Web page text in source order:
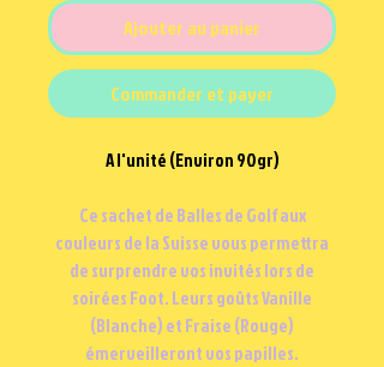
Ajouter au panier
Commander et payer
A l'unité (Environ 90gr)
Ce sachet de Balles de Golf aux
couleurs de la Suisse vous permettra
de surprendre vos invités lors de
soirées Foot. Leurs goûts Vanille
(Blanche) et Fraise (Rouge)
émerveilleront vos papilles.